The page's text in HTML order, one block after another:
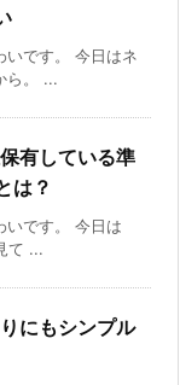
いです。 今日はネ
ら。 ...
有している準
は？
いです。 今日は
て ...
にもシンプル